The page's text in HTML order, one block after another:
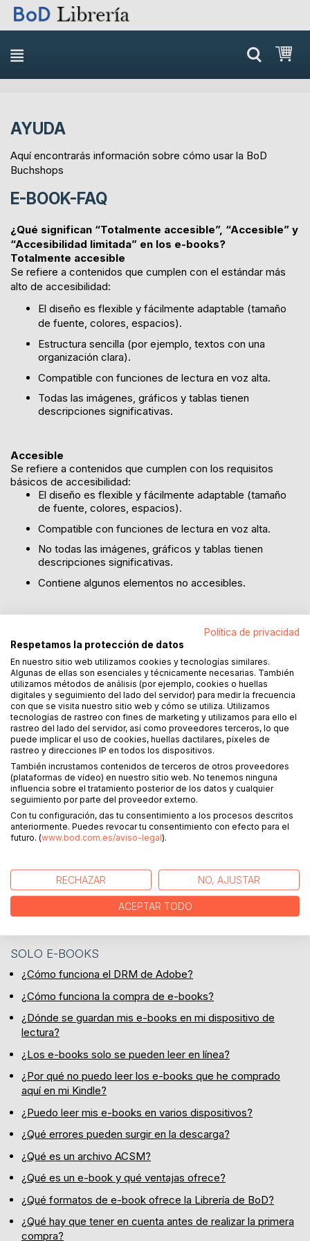
Skip
to
content
Mi
AYUDA
E-BOOK-FAQ
¿Qué significan “Totalmente accesible”, “Accesible” y
“Accesibilidad limitada” en los e-books?
Totalmente accesible
Se refiere a contenidos que cumplen con el estándar más
alto de accesibilidad:
El diseño es flexible y fácilmente adaptable (tamaño
de fuente, colores, espacios).
Estructura sencilla (por ejemplo, textos con una
organización clara).
Compatible con funciones de lectura en voz alta.
Todas las imágenes, gráficos y tablas tienen
descripciones significativas.
Accesible
Se refiere a contenidos que cumplen con los requisitos
básicos de accesibilidad:
El diseño es flexible y fácilmente adaptable (tamaño
de fuente, colores, espacios).
Compatible con funciones de lectura en voz alta.
No todas las imágenes, gráficos y tablas tienen
descripciones significativas.
Contiene algunos elementos no accesibles.
Se refiere a contenidos que actualmente no son accesibles:
El diseño es flexible y adaptable (tamaño de fuente,
colores, espacios).
Alta complejidad (por ejemplo, muchas tablas
grandes, enlaces largos, notas al pie y estructuras
anidadas).
Las imágenes, gráficos y tablas no tienen
descripciones.
Contiene elementos no accesibles.
Aquí encontrarás información sobre cómo usar la BoD
Buchshops
GENERAL
Acceso y registro
Reseñas
Términos y Condiciones Generales (vigentes desde el
SOLO E-BOOKS
¿Cómo funciona el DRM de Adobe?
¿Cómo funciona la compra de e-books?
¿Dónde se guardan mis e-books en mi dispositivo de
lectura?
¿Los e-books solo se pueden leer en línea?
¿Por qué no puedo leer los e-books que he comprado
aquí en mi Kindle?
¿Puedo leer mis e-books en varios dispositivos?
¿Qué errores pueden surgir en la descarga?
¿Qué es un archivo ACSM?
¿Qué es un e-book y qué ventajas ofrece?
¿Qué formatos de e-book ofrece la Librería de BoD?
¿Qué hay que tener en cuenta antes de realizar la primera
compra?
Política de privacidad
Respetamos la protección de datos
En nuestro sitio web utilizamos cookies y tecnologías similares.
Algunas de ellas son esenciales y técnicamente necesarias. También
utilizamos métodos de análisis (por ejemplo, cookies o huellas
digitales y seguimiento del lado del servidor) para medir la frecuencia
con que se visita nuestro sitio web y cómo se utiliza. Utilizamos
tecnologías de rastreo con fines de marketing y utilizamos para ello el
rastreo del lado del servidor, así como proveedores terceros, lo que
puede implicar el uso de cookies, huellas dactilares, píxeles de
rastreo y direcciones IP en todos los dispositivos.
También incrustamos contenidos de terceros de otros proveedores
(plataformas de vídeo) en nuestro sitio web. No tenemos ninguna
influencia sobre el tratamiento posterior de los datos y cualquier
seguimiento por parte del proveedor externo.
Con tu configuración, das tu consentimiento a los procesos descritos
anteriormente. Puedes revocar tu consentimiento con efecto para el
futuro. (www.bod.com.es/aviso-legal).
RECHAZAR NO, AJUSTAR
ACEPTAR TODO